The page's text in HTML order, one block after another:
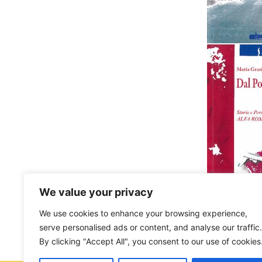
We value your privacy
We use cookies to enhance your browsing experience,
serve personalised ads or content, and analyse our traffic.
By clicking "Accept All", you consent to our use of